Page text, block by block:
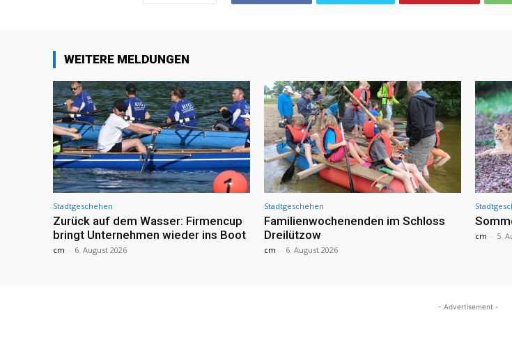
WEITERE MELDUNGEN
Stadtgeschehen
Zurück auf dem Wasser: Firmencup
bringt Unternehmen wieder ins Boot
cm - 6. August 2026
Stadtgeschehen
Familienwochenenden im Schloss
Dreilützow
cm - 6. August 2026
cm - 5.
- Advertisement -